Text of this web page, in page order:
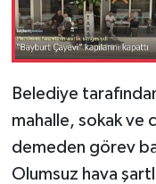
Belediye
mahalle, sokak ve
demeden görev
Olumsuz hava